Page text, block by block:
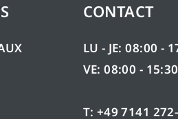
CONTACT
LU - JE: 08:00 -
VE: 08:00 -
T: +49 7141